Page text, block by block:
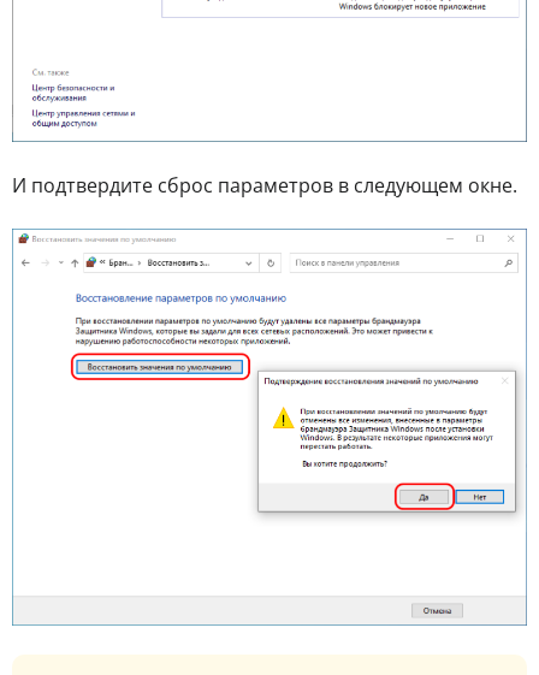
И подтвердите сброс параметров в следующем окне.